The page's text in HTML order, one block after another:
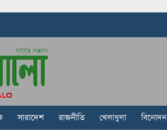
সারাদেশ রাজনীতি খেলাধুলা বিনোদন